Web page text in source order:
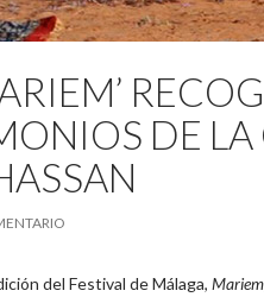
DE
del Festival de Málaga, Mariem